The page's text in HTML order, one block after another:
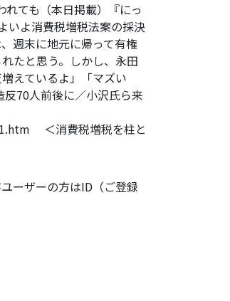
ても（本日掲載）『にっ
よ消費税増税法案の採決
週末に地元に帰って有権
たと思う。しかし、永田
えているよ」「マズい
70人前後に／小沢氏ら来
＜消費税増税を柱と
ーザーの方はID（ご登録